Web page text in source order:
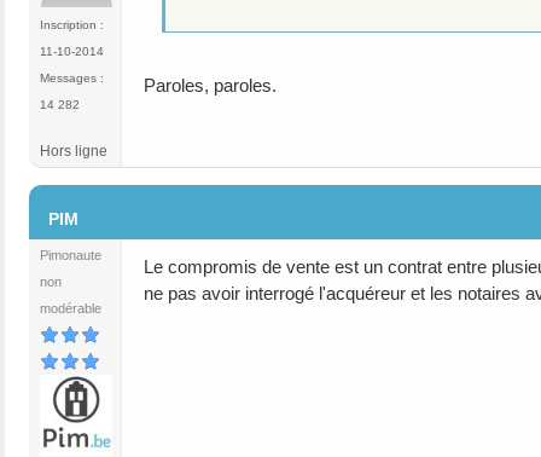
Inscription :
11-10-2014
Messages :
14 282
Paroles, paroles.
Hors ligne
PIM
Pimonaute
non
modérable
Le compromis de vente est un contrat entre
ne pas avoir interrogé l'acquéreur et les notaires